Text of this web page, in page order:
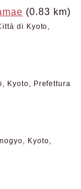
(0.83 km)
di Kyoto,
Kyoto, Prefettura
Kyoto,